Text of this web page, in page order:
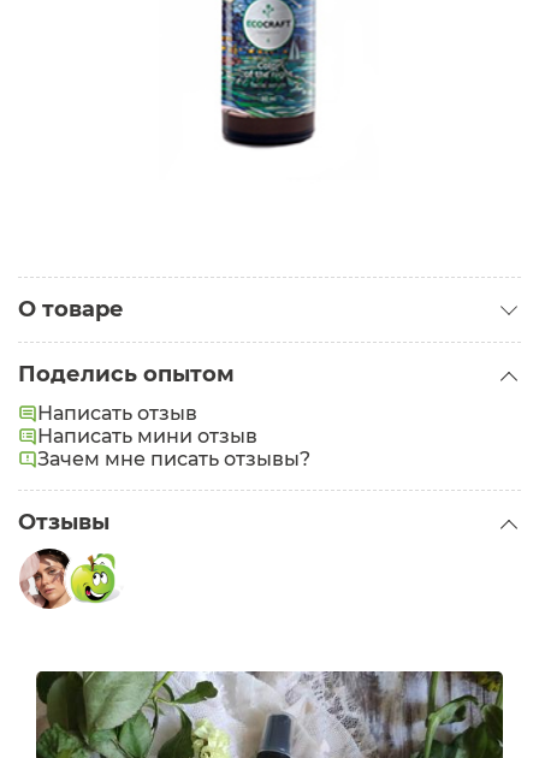
О товаре
Тип кожи:
Жирная,Проблемная
Поделись опытом
Написать отзыв
Написать мини отзыв
Зачем мне писать отзывы?
Отзывы